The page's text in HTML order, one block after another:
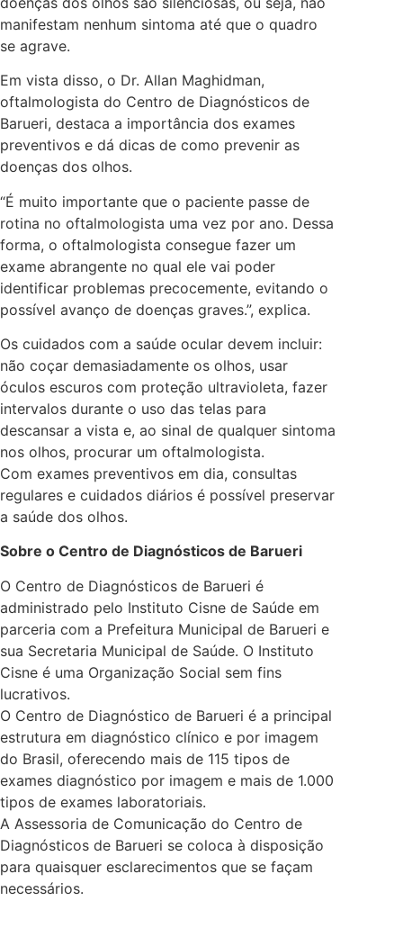
manifestam nenhum sintoma até que o quadro
se agrave.
Em vista disso, o Dr. Allan Maghidman,
oftalmologista do Centro de Diagnósticos de
Barueri, destaca a importância dos exames
preventivos e dá dicas de como prevenir as
doenças dos olhos.
“É muito importante que o paciente passe de
rotina no oftalmologista uma vez por ano. Dessa
forma, o oftalmologista consegue fazer um
exame abrangente no qual ele vai poder
identificar problemas precocemente, evitando o
possível avanço de doenças graves.”, explica.
Os cuidados com a saúde ocular devem incluir:
não coçar demasiadamente os olhos, usar
óculos escuros com proteção ultravioleta, fazer
intervalos durante o uso das telas para
descansar a vista e, ao sinal de qualquer sintoma
nos olhos, procurar um oftalmologista.
Com exames preventivos em dia, consultas
regulares e cuidados diários é possível preservar
a saúde dos olhos.
Sobre o Centro de Diagnósticos de Barueri
O Centro de Diagnósticos de Barueri é
administrado pelo Instituto Cisne de Saúde em
parceria com a Prefeitura Municipal de Barueri e
sua Secretaria Municipal de Saúde. O Instituto
Cisne é uma Organização Social sem fins
lucrativos.
O Centro de Diagnóstico de Barueri é a principal
estrutura em diagnóstico clínico e por imagem
do Brasil, oferecendo mais de 115 tipos de
exames diagnóstico por imagem e mais de 1.000
tipos de exames laboratoriais.
A Assessoria de Comunicação do Centro de
Diagnósticos de Barueri se coloca à disposição
para quaisquer esclarecimentos que se façam
necessários.